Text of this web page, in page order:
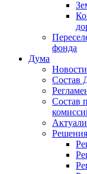
фонда
Дума
Новости
Состав
Состав